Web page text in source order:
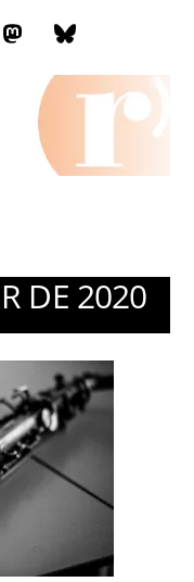
MastodonBluesky
DE 2020